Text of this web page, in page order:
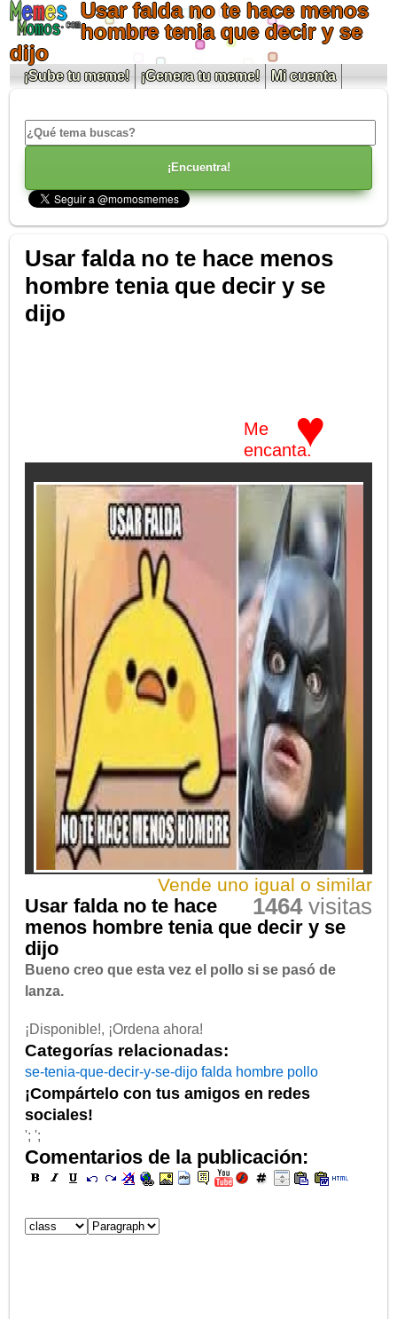
Usar falda no te hace menos
hombre tenia que decir y se
dijo
¡Sube tu meme! ¡Genera tu meme! Mi cuenta
Usar falda no te hace menos
hombre tenia que decir y se
dijo
♥
Me
encanta.
Vende uno igual o similar
1464visitas
Usar falda no te hace
menos hombre tenia que decir y se
dijo
Bueno creo que esta vez el pollo si se pasó de
lanza.
¡Disponible!, ¡Ordena ahora!
Categorías relacionadas:
se-tenia-que-decir-y-se-dijofalda hombre pollo
¡Compártelo con tus amigos en redes
sociales!
'; ';
Comentarios de la publicación: